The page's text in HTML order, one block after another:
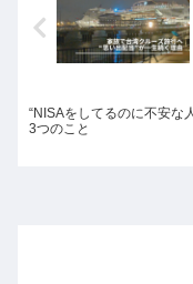
“NISAをしてるのに不安な
3つのこと